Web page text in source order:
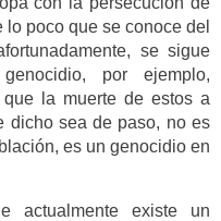
poco que se conoce del
se sigue
por ejemplo,
la muerte de estos a
dicho sea de paso, no es
es un genocidio en
actualmente existe un